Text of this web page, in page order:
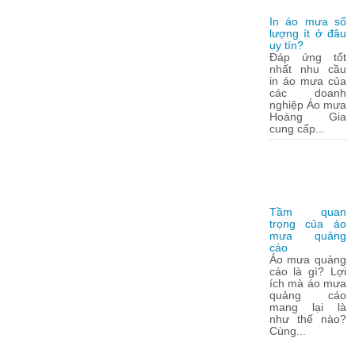
In áo mưa số
lượng ít ở đâu
uy tín?
Đáp ứng tốt
nhất nhu cầu
in áo mưa của
các doanh
nghiệp Áo mưa
Hoàng Gia
cung cấp...
Tầm quan
trọng của áo
mưa quảng
cáo
Áo mưa quảng
cáo là gì? Lợi
ích mà áo mưa
quảng cáo
mang lại là
như thế nào?
Cùng...